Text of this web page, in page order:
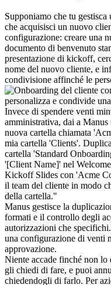
Supponiamo che tu
che acquisisci un nuovo
configurazione: creare una
documento di benvenuto
presentazione di kickoff,
nome del nuovo cliente, e
condivisione affinché le
Invece di spendere venti
amministrativa, dai a
nuova cartella chiamata
mia cartella 'Clients'.
cartella 'Standard
'[Client Name]' nel
Kickoff Slides con 'Acme
il team del cliente in modo
della cartella."
Manus gestisce la
formati e il controllo degli
autorizzazioni che
una configurazione di venti
approvazione.
Niente accade finché non
gli chiedi di fare, e puoi
chiedendogli di farlo. Per